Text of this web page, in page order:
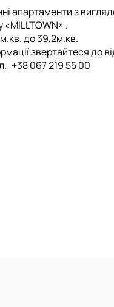
апартаменти з
.
до 39,2м.кв.
звертайтеся до
+38 067 219 55 00